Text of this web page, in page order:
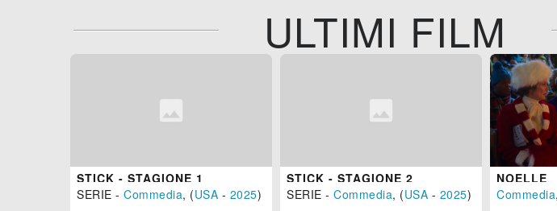
ULTIMI FILM
STICK - STAGIONE 1
SERIE - Commedia, (USA - 2025)
STICK - STAGIONE 2
SERIE - Commedia, (USA - 2025)
NOELLE
Commedia,